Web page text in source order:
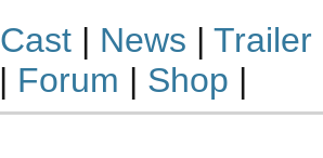
Cast| News | Trailer
| Forum | Shop |